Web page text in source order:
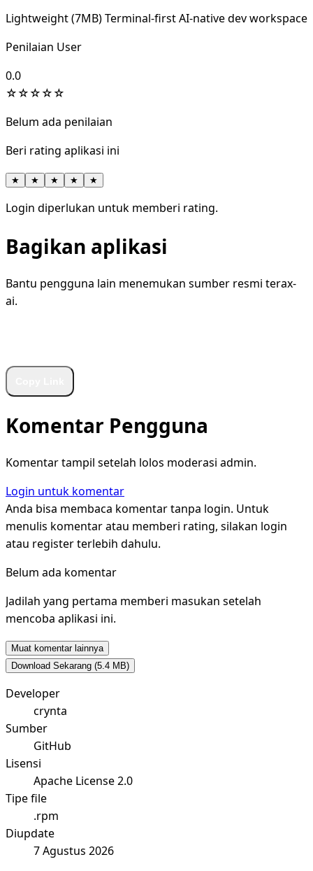
Lightweight (7MB) Terminal-first AI-native dev workspace
Penilaian User
0.0
☆☆☆☆☆
Belum ada penilaian
Beri rating aplikasi ini
★ ★ ★ ★ ★
Login diperlukan untuk memberi rating.
Bagikan aplikasi
Bantu pengguna lain menemukan sumber resmi terax-
ai.
Komentar Pengguna
Komentar tampil setelah lolos moderasi admin.
Login untuk komentar
Anda bisa membaca komentar tanpa login. Untuk
menulis komentar atau memberi rating, silakan login
atau register terlebih dahulu.
Belum ada komentar
Jadilah yang pertama memberi masukan setelah
mencoba aplikasi ini.
Muat komentar lainnya
Download Sekarang (5.4 MB)
Developer
crynta
Sumber
GitHub
Lisensi
Apache License 2.0
Tipe file
.rpm
Diupdate
7 Agustus 2026